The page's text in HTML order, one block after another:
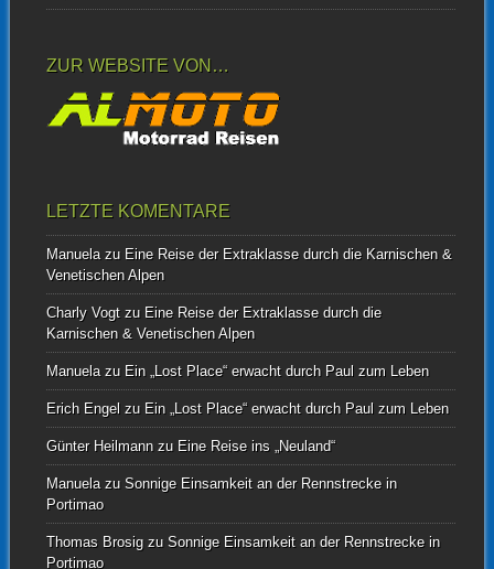
ZUR WEBSITE VON…
LETZTE KOMENTARE
Manuelazu Eine Reise der Extraklasse durch die Karnischen &
Venetischen Alpen
Charly Vogtzu Eine Reise der Extraklasse durch die
Karnischen & Venetischen Alpen
Manuelazu Ein „Lost Place“ erwacht durch Paul zum Leben
Erich Engelzu Ein „Lost Place“ erwacht durch Paul zum Leben
Günter Heilmannzu Eine Reise ins „Neuland“
Manuelazu Sonnige Einsamkeit an der Rennstrecke in
Portimao
Thomas Brosigzu Sonnige Einsamkeit an der Rennstrecke in
Portimao